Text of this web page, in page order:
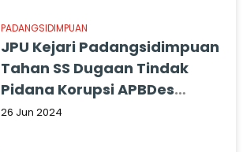
PADANGSIDIMPUAN
JPU Kejari Padangsidimpuan
Tahan SS Dugaan Tindak
Pidana Korupsi APBDes
Batang Bahal TA 2021-2022
26 Jun 2024